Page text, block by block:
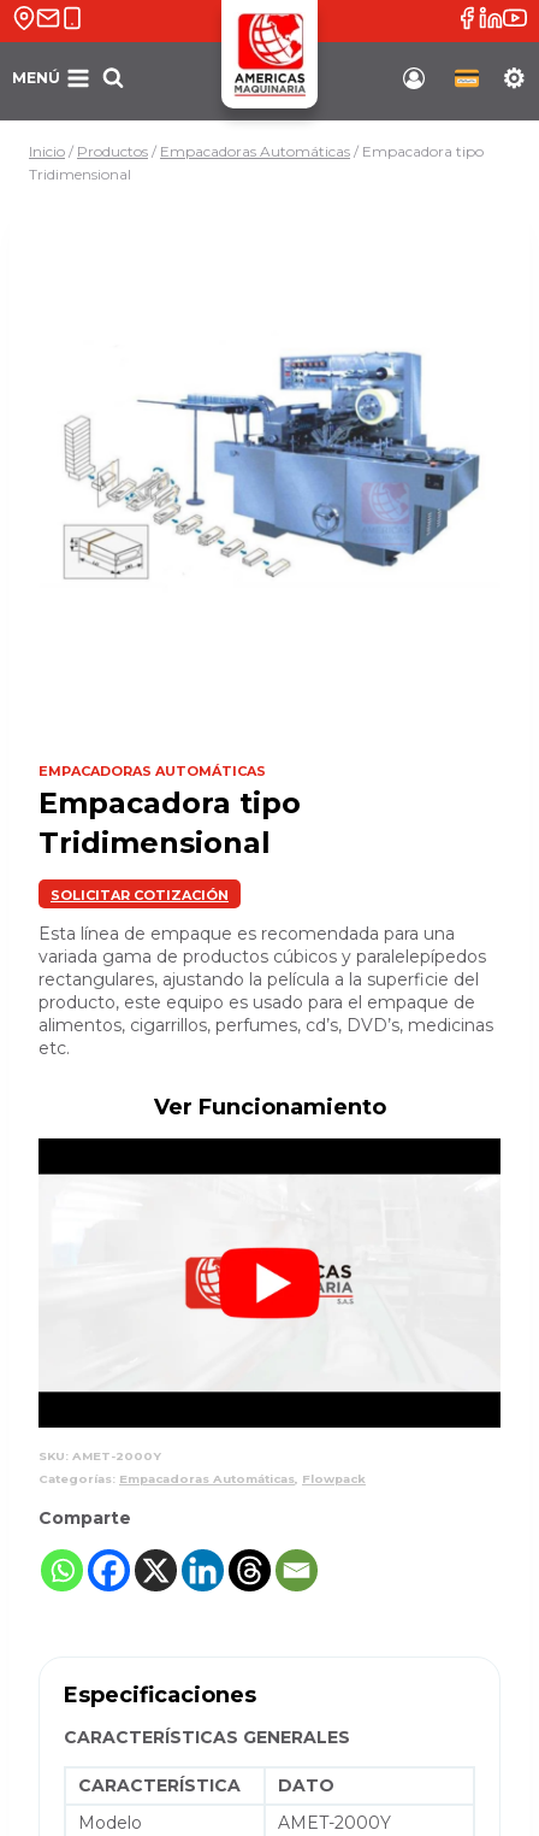
Saltar
MENÚ
Inicio / Productos / Empacadoras Automáticas / Empacadora tipo
Tridimensional
EMPACADORAS AUTOMÁTICAS
Empacadora tipo
Tridimensional
SOLICITAR COTIZACIÓN
Esta línea de empaque es recomendada para una
variada gama de productos cúbicos y paralelepípedos
rectangulares, ajustando la película a la superficie del
producto, este equipo es usado para el empaque de
alimentos, cigarrillos, perfumes, cd’s, DVD’s, medicinas
etc.
Ver Funcionamiento
SKU: AMET-2000Y
Categorías: Empacadoras Automáticas, Flowpack
Comparte
Especificaciones
CARACTERÍSTICAS GENERALES
CARACTERÍSTICA
DATO
Modelo
AMET-2000Y